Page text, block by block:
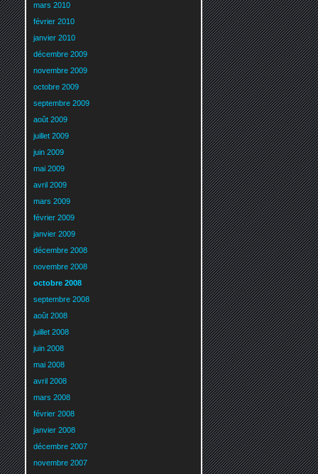
mars 2010
février 2010
janvier 2010
décembre 2009
novembre 2009
octobre 2009
septembre 2009
août 2009
juillet 2009
juin 2009
mai 2009
avril 2009
mars 2009
février 2009
janvier 2009
décembre 2008
novembre 2008
octobre 2008
septembre 2008
août 2008
juillet 2008
juin 2008
mai 2008
avril 2008
mars 2008
février 2008
janvier 2008
décembre 2007
novembre 2007